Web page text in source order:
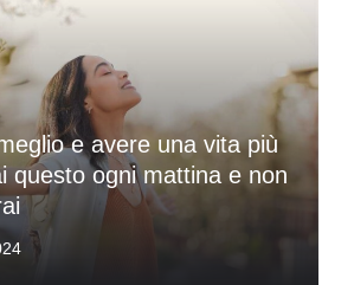
e avere una vita più
questo ogni mattina e non